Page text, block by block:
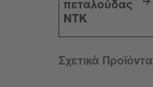
πεταλούδας
NTK
Σχετικά Προϊόντα